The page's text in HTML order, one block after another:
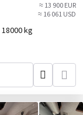
≈ 13 900 EUR
≈ 16 061 USD
18000 kg